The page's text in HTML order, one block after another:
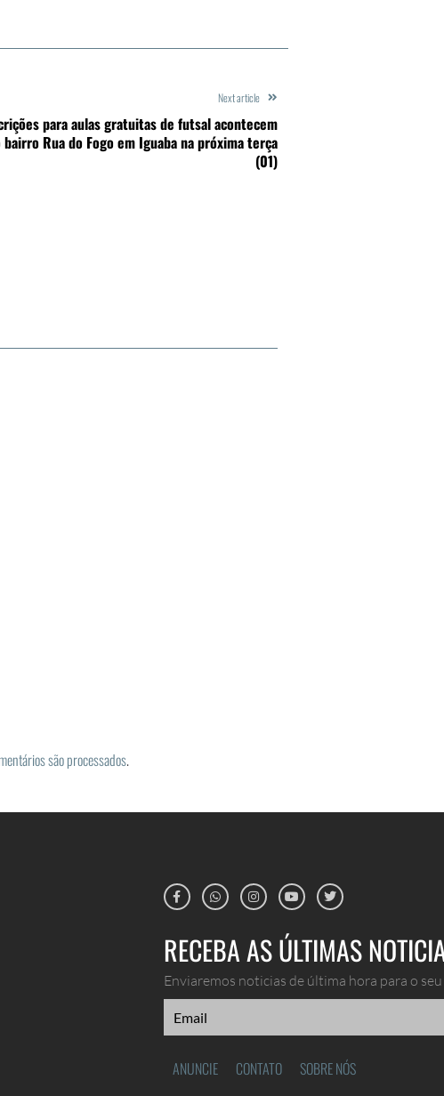
Next article
para aulas gratuitas de futsal acontecem
bairro Rua do Fogo em Iguaba na próxima terça
(01)
são processados.
RECEBA AS ÚLTIMAS
Enviaremos noticias de última hora para o seu
ANUNCIE CONTATO SOBRE NÓS